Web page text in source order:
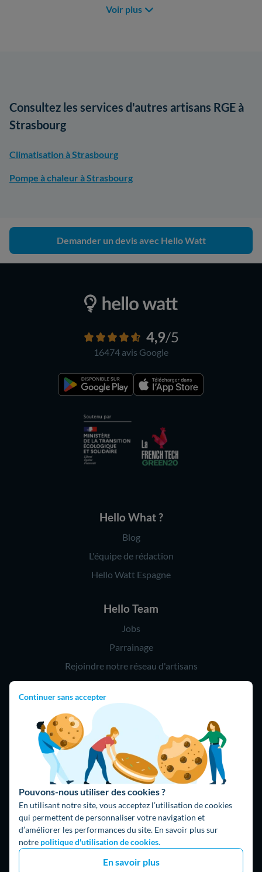
Continuer sans accepter
Pouvons-nous utiliser des cookies ?
En utilisant notre site, vous acceptez l’utilisation de cookies
qui permettent de personnaliser votre navigation et
d’améliorer les performances du site. En savoir plus sur
notre politique d'utilisation de cookies.
En savoir plus
Voir plus
Consultez les services d'autres artisans RGE à
Strasbourg
Climatisation à Strasbourg
Pompe à chaleur à Strasbourg
Demander un devis avec Hello Watt
4,9/5
16474 avis Google
Hello What ?
Blog
L'équipe de rédaction
Hello Watt Espagne
Hello Team
Jobs
Parrainage
Rejoindre notre réseau d'artisans
Hello !
09 75 18 60 60
(8h-21h)
75018 Paris
Fait avec ⚡ par Hello Watt
© 2026 Hello Watt |CGU|Mentions légales